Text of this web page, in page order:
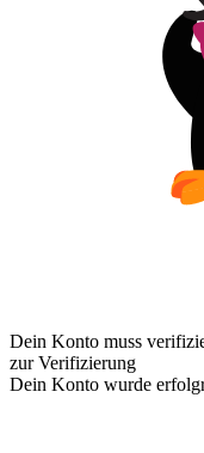
Dein Konto muss
zur Verifizierung
Dein Konto wurde